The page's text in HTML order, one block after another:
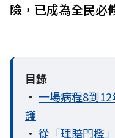
險，已成為全民必
目錄
• 一場病程8到
護
• 從「理賠門檻